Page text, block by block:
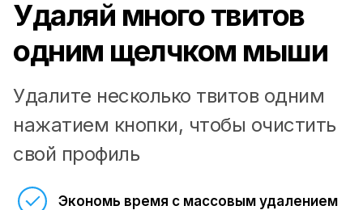
Удаляй много твитов
одним щелчком мыши
Удалите несколько твитов одним
нажатием кнопки, чтобы очистить
свой профиль
Экономь время с массовым удалением